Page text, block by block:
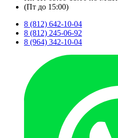
(Пт до 15:00)
8 (812) 642-10-04
8 (812) 245-06-92
8 (964) 342-10-04